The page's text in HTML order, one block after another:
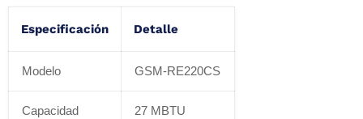
Especificación Detalle
Modelo GSM-RE220CS
Capacidad 27 MBTU